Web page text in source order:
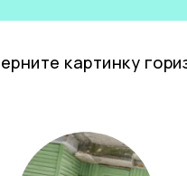
картинку